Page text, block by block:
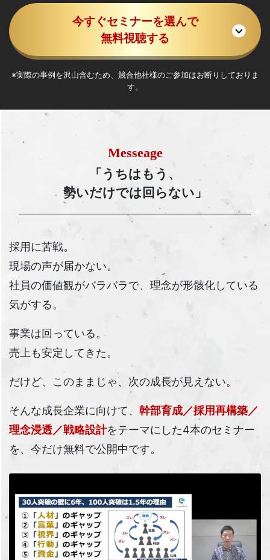
今すぐセミナーを選んで
無料視聴する
※実際の事例を沢山含むため、競合他社様のご参加はお断りしておりま
す。
Messeage
「うちはもう、
勢いだけでは回らない」
採用に苦戦。
現場の声が届かない。
社員の価値観がバラバラで、理念が形骸化している
気がする。
事業は回っている。
売上も安定してきた。
だけど、このままじゃ、次の成長が見えない。
そんな成長企業に向けて、 幹部育成／採用再構築／
理念浸透／戦略設計をテーマにした4本のセミナー
を、今だけ無料で公開中です。